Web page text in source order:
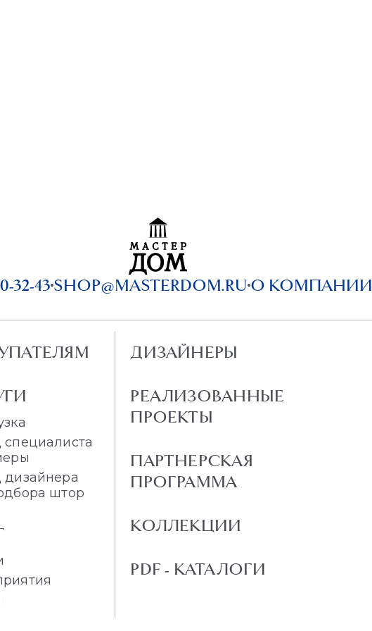
32-43SHOP@MASTERDOM.RUО КОМПАНИИ
дизайнера
штор
ДИЗАЙНЕРЫ
РЕАЛИЗОВАННЫЕ
ПРОЕКТЫ
ПАРТНЕРСКАЯ
ПРОГРАММА
КОЛЛЕКЦИИ
PDF - КАТАЛОГИ